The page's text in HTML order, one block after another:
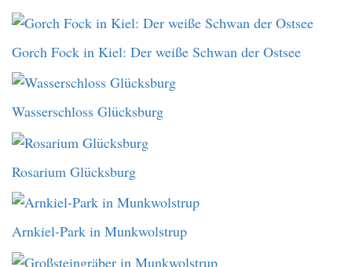
Gorch Fock in Kiel: Der weiße Schwan der Ostsee
Wasserschloss Glücksburg
Rosarium Glücksburg
Arnkiel-Park in Munkwolstrup